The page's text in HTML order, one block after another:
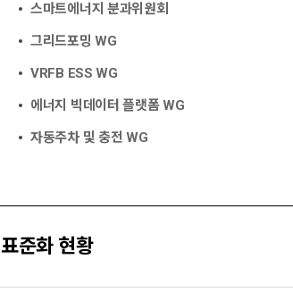
스마트에너지 분과위원회
그리드포밍 WG
VRFB ESS WG
에너지 빅데이터 플랫폼 WG
자동주차 및 충전 WG
표준화 현황